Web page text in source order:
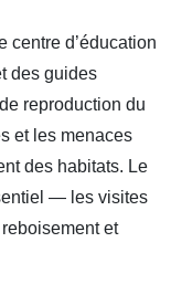
centre d’éducation
des guides
reproduction du
et les menaces
des habitats. Le
— les visites
et